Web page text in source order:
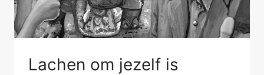
Lachen om jezelf is